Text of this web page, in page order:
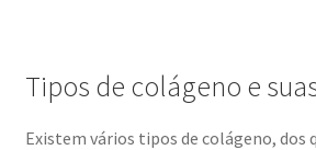
Tipos de colágeno e
Existem vários tipos de colágeno, dos